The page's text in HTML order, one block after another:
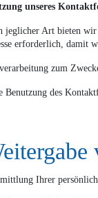
unseres
jeglicher Art bieten
erforderlich, damit
zum
des
Ihrer